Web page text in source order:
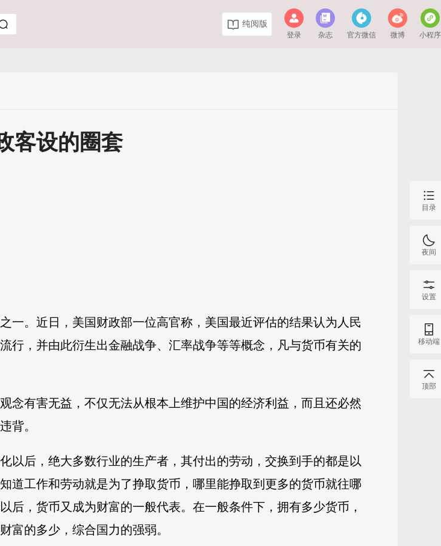
纯阅版
登录 杂志 官方微信 微博 小程序
客设的圈套
一。近日，美国财政部一位高官称，美国最近评估的结果认为人民
行，并由此衍生出金融战争、汇率战争等等概念，凡与货币有关的
念有害无益，不仅无法从根本上维护中国的经济利益，而且还必然
背。
以后，绝大多数行业的生产者，其付出的劳动，交换到手的都是以
道工作和劳动就是为了挣取货币，哪里能挣取到更多的货币就往哪
后，货币又成为财富的一般代表。在一般条件下，拥有多少货币，
富的多少，综合国力的强弱。
目录
夜间
设置
移动端
顶部